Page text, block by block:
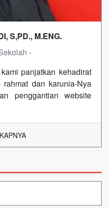
S,PD., M.ENG.
-
panjatkan kehadirat
dan karunia-Nya
penggantian website